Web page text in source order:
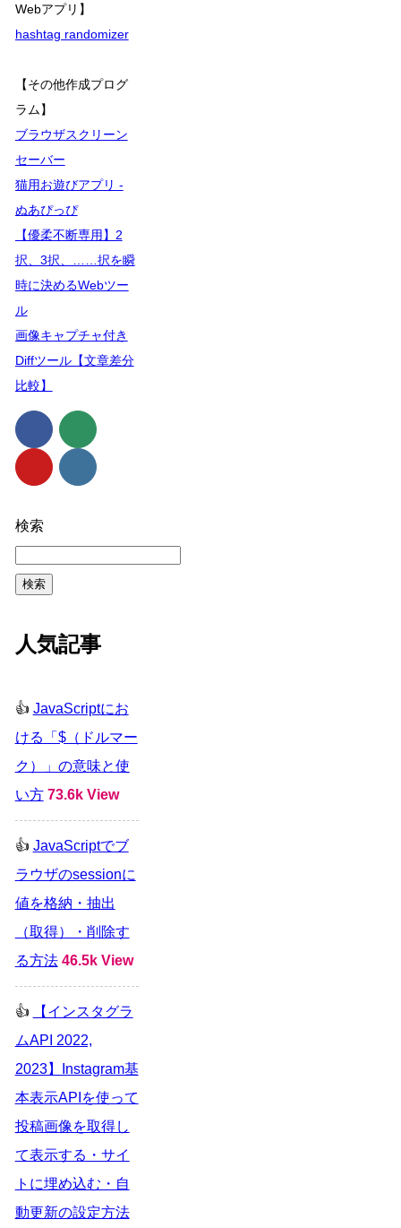
Webアプリ】
hashtag randomizer
【その他作成プログ
ラム】
ブラウザスクリーン
セーバー
猫用お遊びアプリ -
ぬあぴっぴ
【優柔不断専用】2
択、3択、……択を瞬
時に決めるWebツー
ル
画像キャプチャ付き
Diffツール【文章差分
比較】
検索
検索
人気記事
JavaScriptにお
ける「$（ドルマー
ク）」の意味と使
い方 73.6k View
JavaScriptでブ
ラウザのsessionに
値を格納・抽出
（取得）・削除す
る方法 46.5k View
【インスタグラ
ムAPI 2022,
2023】Instagram基
本表示APIを使って
投稿画像を取得し
て表示する・サイ
トに埋め込む・自
動更新の設定方法